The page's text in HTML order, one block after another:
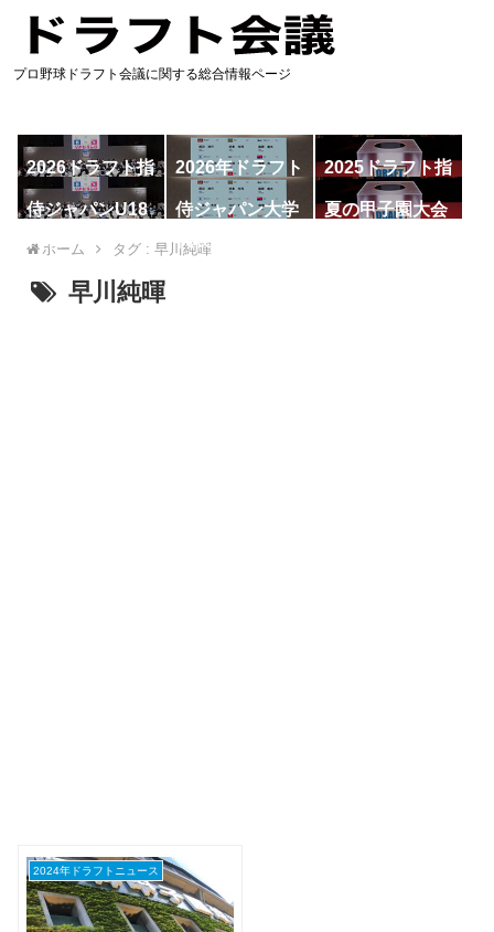
プロ野球ドラフト会議に関する総合情報ページ
2026ドラフト指
名予想
2026年ドラフト
候補
2025ドラフト指
名一覧
侍ジャパンU18
代表
侍ジャパン大学
代表
夏の甲子園大会
ホーム タグ : 早川純暉
早川純暉
2024年ドラフトニュース